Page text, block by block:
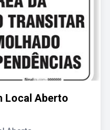
Local Aberto